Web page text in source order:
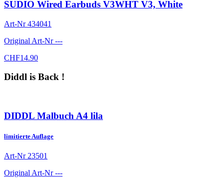
SUDIO Wired Earbuds V3WHT V3, White
Art-Nr434041
Original Art-Nr---
CHF14.90
Diddl is Back !
DIDDL Malbuch A4 lila
limitierte Auflage
Art-Nr 23501
Original Art-Nr---